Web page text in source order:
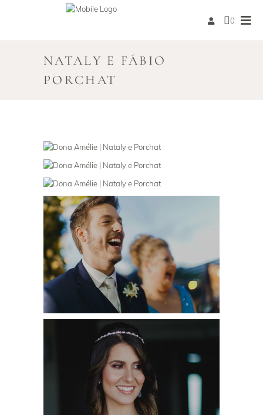
0
NATALY E FÁBIO
PORCHAT